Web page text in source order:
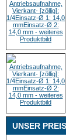
UNSER PREIS